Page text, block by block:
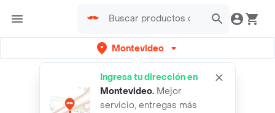
Montevideo
Ingresa tu dirección en
Montevideo. Mejor
servicio, entregas más